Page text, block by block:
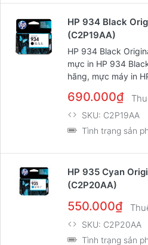
HP 934 Black
(C2P19AA)
HP 934 Black
mực in HP 934
hãng, mực máy in
690.000₫
SKU: C2P19AA
Tình trạng sản
HP 935 Cyan
(C2P20AA)
550.000₫
SKU: C2P20AA
Tình trạng sản